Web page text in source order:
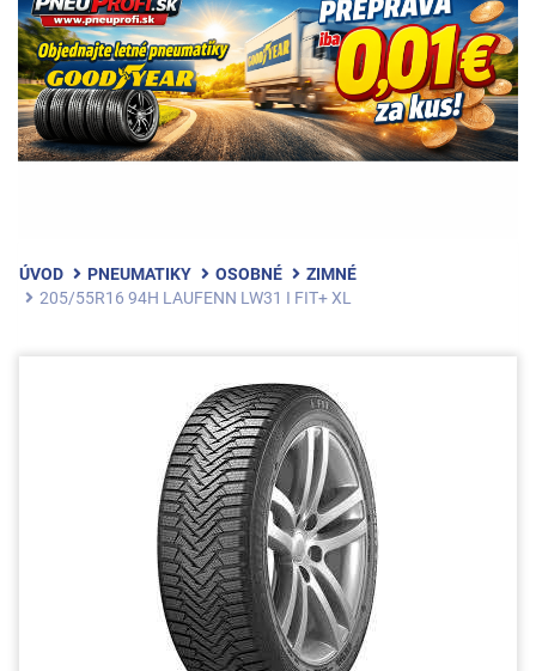
ÚVOD PNEUMATIKY OSOBNÉ
ZIMNÉ
205/55R16 94H LAUFENN LW31 I FIT+ XL